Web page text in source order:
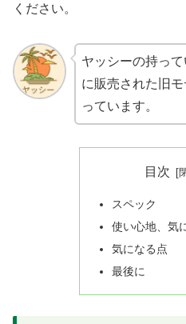
ください。
ヤッシーの持っ
に販売された旧
っています。
目次
スペック
使い心地、気
気になる点
最後に